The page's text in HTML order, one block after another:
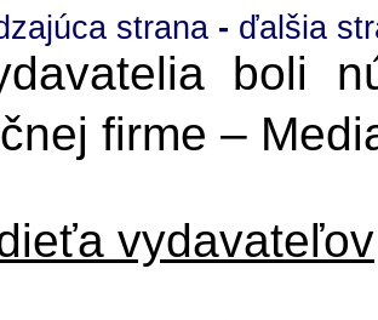
strana - ďalšia
boli
firme –
vydavateľov